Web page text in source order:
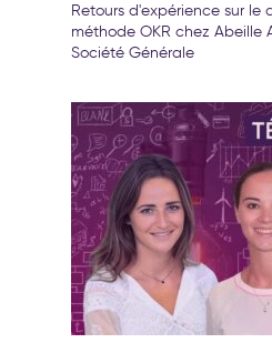
Retours d'expérience sur le
méthode OKR chez Abeille
Société Générale